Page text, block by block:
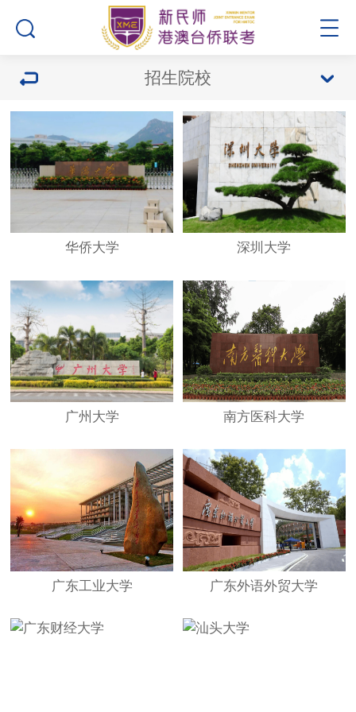
招生院校
华侨大学 深圳大学
广州大学 南方医科大学
广东工业大学 广东外语外贸大学